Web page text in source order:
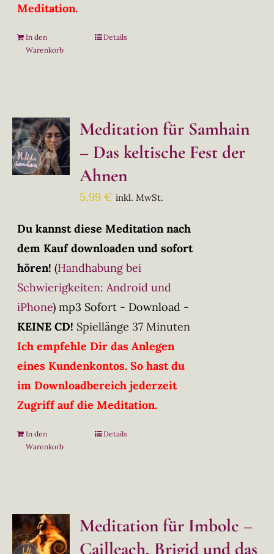
Meditation.
In den
Warenkorb
Details
Meditation für Samhain
– Das keltische Fest der
Ahnen
5,99€ inkl. MwSt.
Du kannst diese Meditation nach
dem Kauf downloaden und sofort
hören! (Handhabung bei
Schwierigkeiten: Android und
iPhone) mp3 Sofort - Download -
KEINE CD! Spiellänge 37 Minuten
Ich empfehle Dir das Anlegen
eines Kundenkontos. So hast du
im Downloadbereich jederzeit
Zugriff auf die Meditation.
In den
Warenkorb
Details
Meditation für Imbolc –
Cailleach, Brigid und das